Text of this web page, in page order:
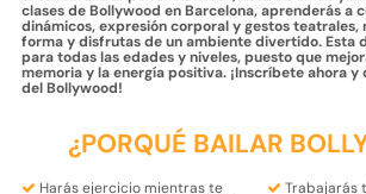
clases de Bollywood en Barcelona, ​​aprenderás a
dinámicos, expresión corporal y gestos teatrales,
forma y disfrutas de un ambiente divertido. Esta
para todas las edades y niveles, puesto que
memoria y la energía positiva. ¡Inscríbete ahora y
del Bollywood!
¿PORQUÉ BAILAR
Harásejercicio mientras te
Trabajarás